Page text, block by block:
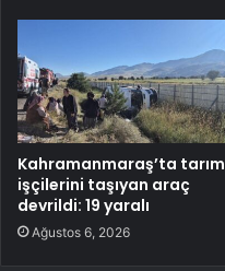
Kahramanmaraş’ta tarım
işçilerini taşıyan araç
devrildi: 19 yaralı
Ağustos 6, 2026